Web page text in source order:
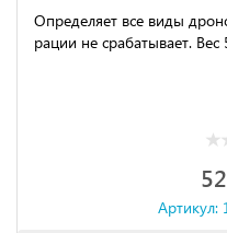
Определяет все виды
рации не срабатывает.
Артикул: